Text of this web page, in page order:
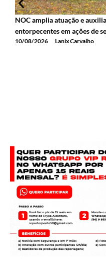
NOC amplia atuação e
entorpecentes em ações de
10/08/2026 Lanix Carvalho